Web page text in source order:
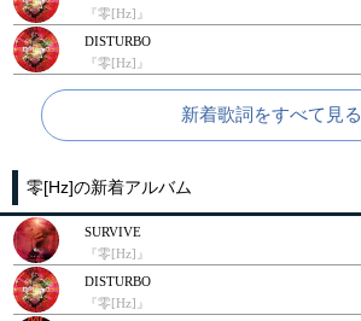
『零[Hz]』
DISTURBO
『零[Hz]』
新着歌詞をすべて見る
零[Hz]の新着アルバム
SURVIVE
『零[Hz]』
DISTURBO
『零[Hz]』